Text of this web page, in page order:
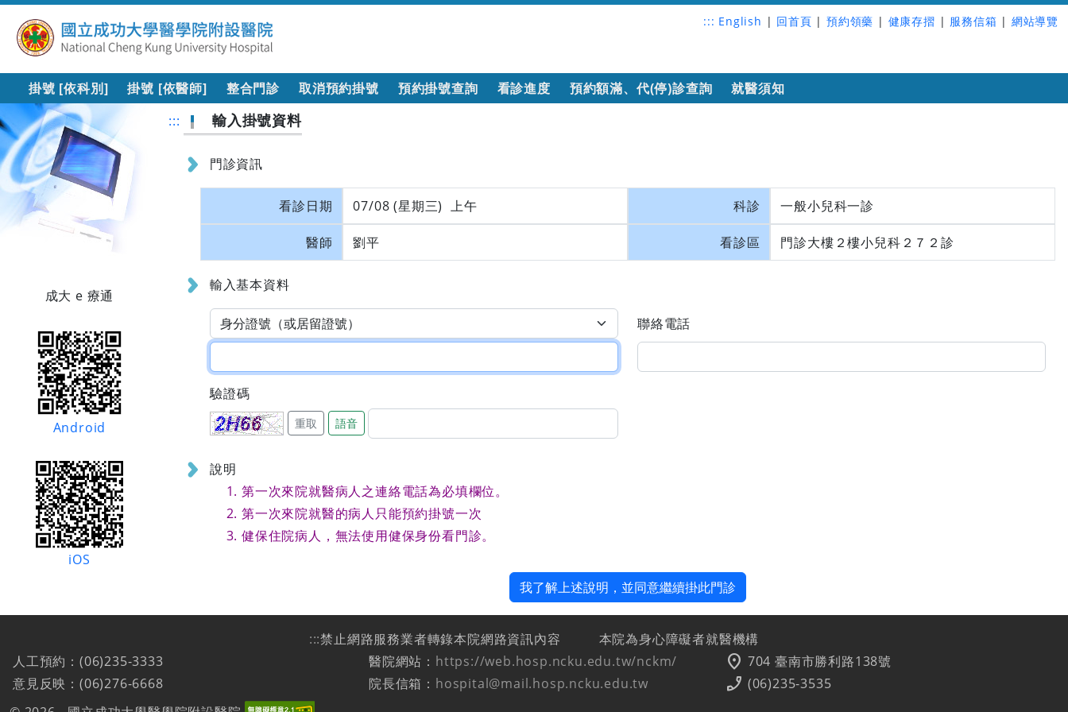
::: English | 回首頁 | 預約領藥 | 健康存摺 | 服務信箱 | 網站導覽
掛號 [依科別] 掛號 [依醫師] 整合門診 取消預約掛號 預約掛號查詢 看診進度 預約額滿、代(停)診查詢 就醫須知
成大 e 療通
Android
iOS
::: 輸入掛號資料
門診資訊
看診日期 07/08 (星期三) 上午 科診 一般小兒科一診
醫師 劉平 看診區 門診大樓２樓小兒科２７２診
輸入基本資料
聯絡電話
驗證碼
重取 語音
說明
第一次來院就醫病人之連絡電話為必填欄位。
第一次來院就醫的病人只能預約掛號一次
健保住院病人，無法使用健保身份看門診。
我了解上述說明，並同意繼續掛此門診
:::禁止網路服務業者轉錄本院網路資訊內容
本院為身心障礙者就醫機構
人工預約：(06)235-3333
意見反映：(06)276-6668
醫院網站： https://web.hosp.ncku.edu.tw/nckm/
院長信箱： hospital@mail.hosp.ncku.edu.tw
location_on 704 臺南市勝利路138號
phone_enabled (06)235-3535